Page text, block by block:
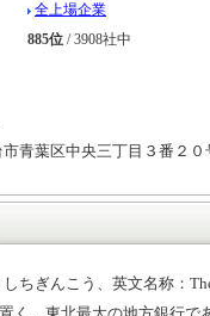
全上場企業
885位 / 3908社中
青葉区中央三丁目３番２０
ちぎんこう、英文名称：